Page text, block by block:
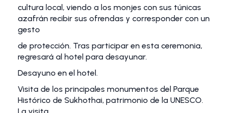
cultura local, viendo a los monjes con sus túnicas
azafrán recibir sus ofrendas y corresponder con un
gesto
de protección. Tras participar en esta ceremonia,
regresará al hotel para desayunar.
Desayuno en el hotel.
Visita de los principales monumentos del Parque
Histórico de Sukhothai, patrimonio de la UNESCO.